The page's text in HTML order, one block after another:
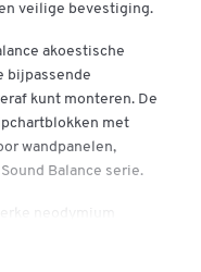
veilige bevestiging.
akoestische
bijpassende
kunt monteren. De
met
wandpanelen,
Balance serie.
neodymium
van de akoestische
acryl en zijn